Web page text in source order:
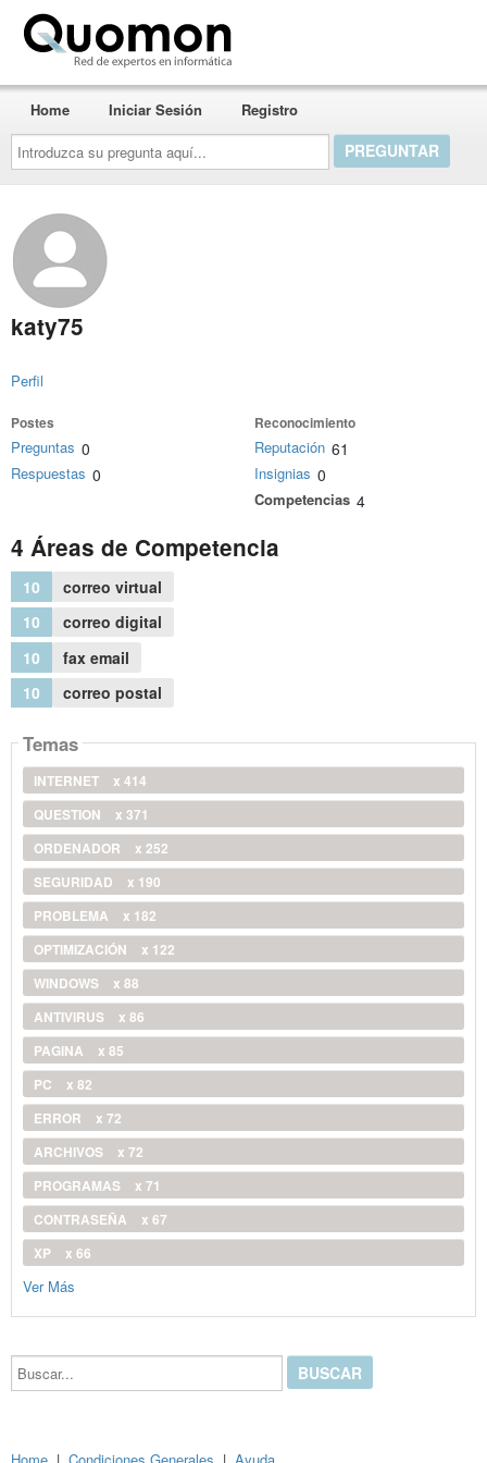
Introduzca
su
pregunta
aquí...
Home Iniciar Sesión Registro
katy75
Perfil
Postes
Preguntas 0
Respuestas 0
Reconocimiento
Reputación 61
Insignias 0
Competencias 4
4 Áreas de Competencia
10
correo virtual
10
correo digital
10
fax email
10
correo postal
Temas
INTERNET
x 414
QUESTION
x 371
ORDENADOR
x 252
SEGURIDAD
x 190
PROBLEMA
x 182
OPTIMIZACIÓN
x 122
WINDOWS
x 88
ANTIVIRUS
x 86
PAGINA
x 85
PC
x 82
ERROR
x 72
ARCHIVOS
x 72
PROGRAMAS
x 71
CONTRASEÑA
x 67
XP
x 66
Ver Más
Buscar...